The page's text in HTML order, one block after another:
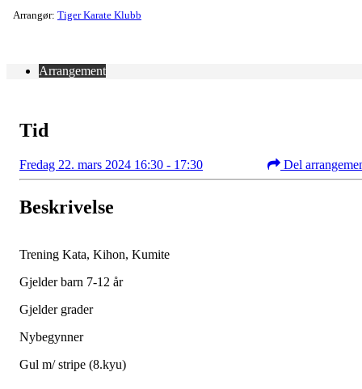
Arrangør: Tiger Karate Klubb
Arrangement
Tid
Fredag 22. mars 2024 16:30 - 17:30 Del
Beskrivelse
Trening Kata, Kihon, Kumite
Gjelder barn 7-12 år
Gjelder grader
Nybegynner
Gul m/ stripe (8.kyu)